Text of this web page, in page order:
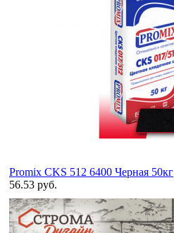
Promix CKS 512 6400 Черная 50кг
56.53 руб.